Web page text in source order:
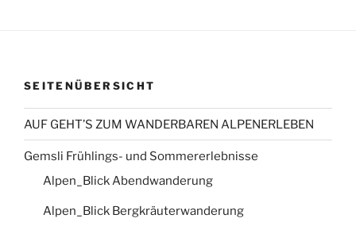
SEITENÜBERSICHT
AUF GEHT’S ZUM WANDERBAREN ALPENERLEBEN
Gemsli Frühlings- und Sommererlebnisse
Alpen_Blick Abendwanderung
Alpen_Blick Bergkräuterwanderung